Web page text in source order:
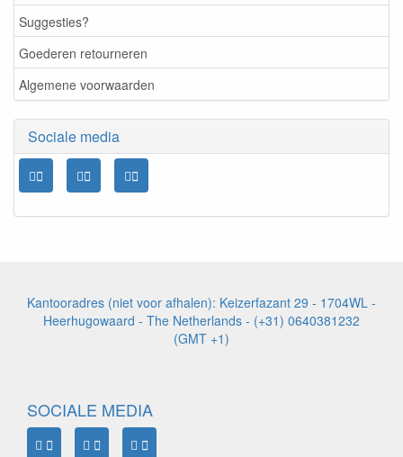
Suggesties?
Goederen retourneren
Algemene voorwaarden
Sociale media
Kantooradres (niet voor afhalen): Keizerfazant 29 - 1704WL -
Heerhugowaard - The Netherlands - (+31) 0640381232
(GMT +1)
SOCIALE MEDIA